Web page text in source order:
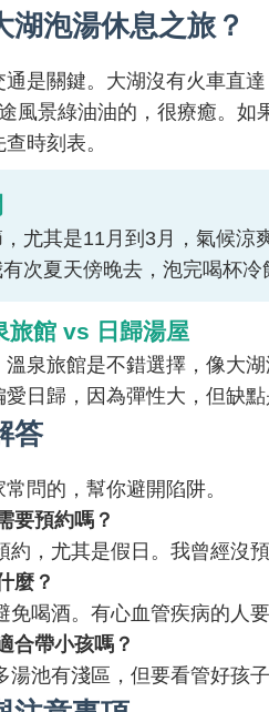
湖泡湯休息之旅？
通是關鍵。大湖沒有火車直
風景綠油油的，很療癒。
時刻表。
尤其是11月到3月，氣候涼
次夏天傍晚去，泡完喝杯冷
旅館 vs 日歸湯屋
泉旅館是不錯選擇，像大
日歸，因為彈性大，但缺點
答
問的，幫你避開陷阱。
要預約嗎？
約，尤其是假日。我曾經沒
麼？
免喝酒。有心血管疾病的人要
合帶小孩嗎？
湯池有淺區，但要看管好孩子